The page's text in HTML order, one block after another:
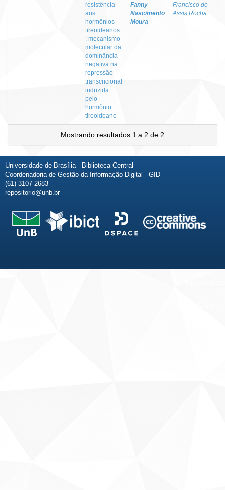
resistência
aos
hormônios
tireoideanos
: mecanismo
molecular da
dominância
negativa na
repressão
transcricional
induzida
pelo
hormônio
tireoideano
Fanny
Nascimento
Moura
Francisco de
Assis Rocha
Mostrando resultados 1 a 2 de 2
Universidade de Brasília - Biblioteca Central
Coordenadoria de Gestão da Informação Digital - GID
(61) 3107-2683
repositorio@unb.br